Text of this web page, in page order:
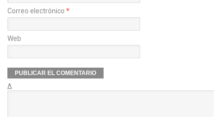
Correo electrónico *
Web
Δ